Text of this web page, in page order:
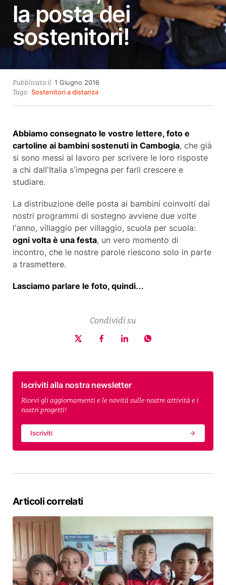
la posta dei
sostenitori!
Pubblicato il 1 Giugno 201623
Tags: Sostenitori a distanza
Abbiamo consegnato le vostre lettere, foto e
cartoline ai bambini sostenuti in Cambogia, che già
si sono messi al lavoro per scrivere le loro risposte
a chi dall’Italia s’impegna per farli crescere e
studiare.
La distribuzione delle posta ai bambini coinvolti dai
nostri programmi di sostegno avviene due volte
l’anno, villaggio per villaggio, scuola per scuola:
ogni volta è una festa, un vero momento di
incontro, che le nostre parole riescono solo in parte
a trasmettere.
Lasciamo parlare le foto, quindi…
Iscriviti alla nostra newsletter
Ricevi gli aggiornamenti e le novità sulle nostre attività e i
nostri progetti!
Iscriviti
Condividi su
Articoli correlati